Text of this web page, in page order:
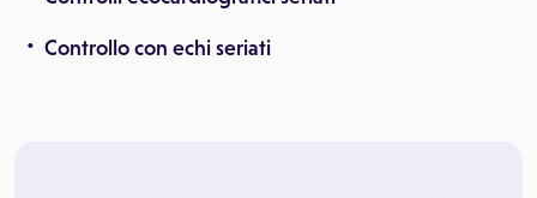
Controllo con echi seriati